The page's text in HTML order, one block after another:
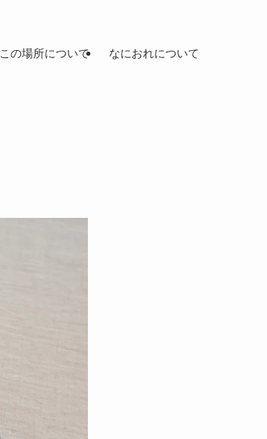
この場所について なにおれについて